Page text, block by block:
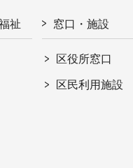
祉 窓口・施設
区役所窓口
区民利用施設